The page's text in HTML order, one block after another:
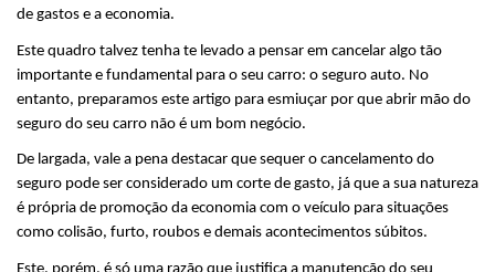
de gastos e a economia.
Este quadro talvez tenha te levado a pensar em cancelar algo tão
importante e fundamental para o seu carro: o seguro auto. No
entanto, preparamos este artigo para esmiuçar por que abrir mão do
seguro do seu carro não é um bom negócio.
De largada, vale a pena destacar que sequer o cancelamento do
seguro pode ser considerado um corte de gasto, já que a sua natureza
é própria de promoção da economia com o veículo para situações
como colisão, furto, roubos e demais acontecimentos súbitos.